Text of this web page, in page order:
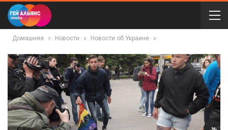
Домашняя Новости Новости об Украине